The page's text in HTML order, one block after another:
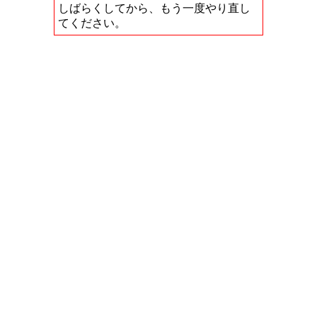
しばらくしてから、もう一度やり直し
てください。